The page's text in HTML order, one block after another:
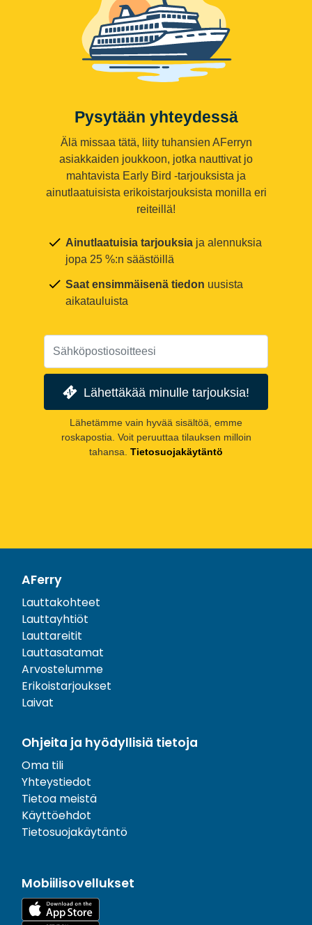
Pysytään yhteydessä
Älä missaa tätä, liity tuhansien AFerryn
asiakkaiden joukkoon, jotka nauttivat jo
mahtavista Early Bird -tarjouksista ja
ainutlaatuisista erikoistarjouksista monilla eri
reiteillä!
Ainutlaatuisia tarjouksia ja alennuksia
jopa 25 %:n säästöillä
Saat ensimmäisenä tiedon uusista
aikatauluista
Lähettäkää minulle tarjouksia!
Lähetämme vain hyvää sisältöä, emme
roskapostia. Voit peruuttaa tilauksen milloin
tahansa. Tietosuojakäytäntö
AFerry
Lauttakohteet
Lauttayhtiöt
Lauttareitit
Lauttasatamat
Arvostelumme
Erikoistarjoukset
Laivat
Ohjeita ja hyödyllisiä tietoja
Oma tili
Yhteystiedot
Tietoa meistä
Käyttöehdot
Tietosuojakäytäntö
Mobiilisovellukset